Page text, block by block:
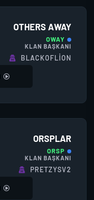
OTHERS AWAY
OWAY
KLAN BAŞKANI
BLACKOFLİON
ORSPLAR
ORSP
KLAN BAŞKANI
PRETZYSV2